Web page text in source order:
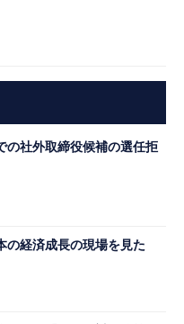
の社外取締役候補の選任拒
の経済成長の現場を見た